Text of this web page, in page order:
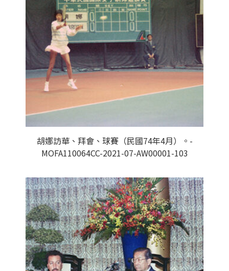
胡娜訪華、拜會、球賽（民國74年4月）。-
MOFA110064CC-2021-07-AW00001-103